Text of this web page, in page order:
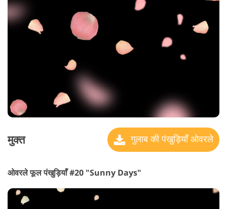
मुक्त गुलाब की पंखुड़ियाँ ओवरले
ओवरले फूल पंखुड़ियाँ #20 "Sunny Days"